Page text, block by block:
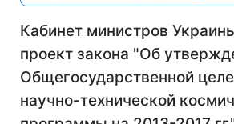
Кабинет министров
проект закона "Об
Общегосударственной
научно-технической